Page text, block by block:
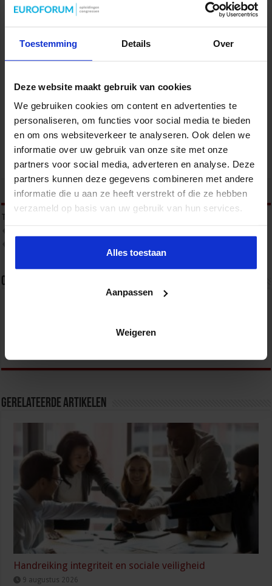
Toestemming Details Over
Deze website maakt gebruik van cookies
We gebruiken cookies om content en advertenties te
personaliseren, om functies voor social media te bieden
en om ons websiteverkeer te analyseren. Ook delen we
informatie over uw gebruik van onze site met onze
partners voor social media, adverteren en analyse. Deze
partners kunnen deze gegevens combineren met andere
informatie die u aan ze heeft verstrekt of die ze hebben
verzameld op basis van uw gebruik van hun services.
Alles toestaan
Aanpassen
Weigeren
Gebouwbeheer en veiligheid
tweet
Tags
Over sbo
congressen over o.a. onderwijs, veiligheid, milieu
& RO, zorg, bouw & infra en overheid.
Gerelateerde Artikelen
Handreiking integriteit en sociale veiligheid
9 augustus 2026